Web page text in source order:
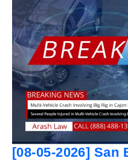
[08-05-2026] San